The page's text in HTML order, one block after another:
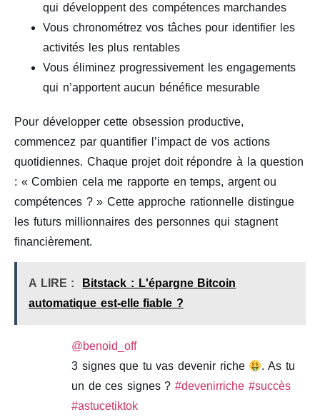
qui développent des compétences marchandes
Vous chronométrez vos tâches pour identifier les
activités les plus rentables
Vous éliminez progressivement les engagements
qui n’apportent aucun bénéfice mesurable
Pour développer cette obsession productive,
commencez par quantifier l’impact de vos actions
quotidiennes. Chaque projet doit répondre à la question
: « Combien cela me rapporte en temps, argent ou
compétences ? » Cette approche rationnelle distingue
les futurs millionnaires des personnes qui stagnent
financièrement.
A LIRE :
Bitstack : L'épargne Bitcoin
automatique est-elle fiable ?
@benoid_off
3 signes que tu vas devenir riche
. As tu
un de ces signes ? #devenirriche #succès
#astucetiktok